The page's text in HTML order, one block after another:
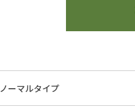
ノーマルタイプ